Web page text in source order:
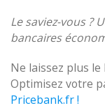
Le saviez-vous ?
bancaires
Ne laissez plus
Optimisez votre
Pricebank.fr !